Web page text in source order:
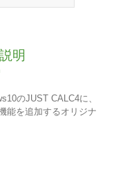
明
のJUST CALC4に、
能を追加するオリジナ